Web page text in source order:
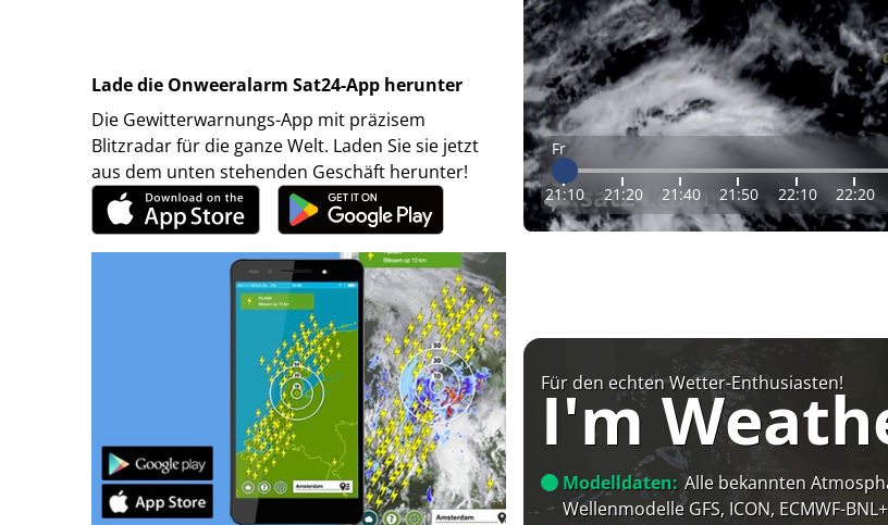
Lade die Onweeralarm Sat24-App herunter
Die Gewitterwarnungs-App mit präzisem
Blitzradar für die ganze Welt. Laden Sie sie jetzt
aus dem unten stehenden Geschäft herunter!
Fr
21:10 21:20 21:40 21:50 22:10 22:20
Für den echten Wetter-Enthusiasten!
I'm
Modelldaten: Alle bekannten
Wellenmodelle GFS, ICON, ECMWF-